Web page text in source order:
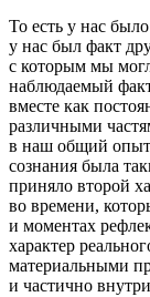
То есть у нас
у нас был факт
с которым мы
наблюдаемый
вместе как
различными
в наш общий опыт.
сознания была
приняло второй
во времени,
и моментах
характер
материальными
и частично